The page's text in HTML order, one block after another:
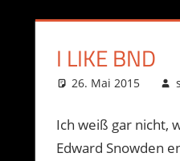
I LIKE BND
26. Mai 2015
Ich weiß gar nicht,
Edward Snowden